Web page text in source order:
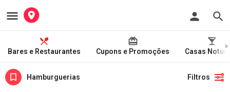
Bares e Restaurantes Cupons e Promoções Casas
Hamburguerias Filtros